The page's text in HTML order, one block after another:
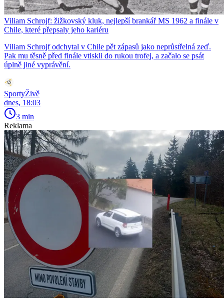
Viliam Schrojf: žižkovský kluk, nejlepší brankář MS 1962 a finále v
Chile, které přepsaly jeho kariéru
Viliam Schrojf odchytal v Chile pět zápasů jako neprůstřelná zeď.
Pak mu těsně před finále vtiskli do rukou trofej, a začalo se psát
úplně jiné vyprávění.
SportyŽivě
dnes, 18:03
3 min
Reklama